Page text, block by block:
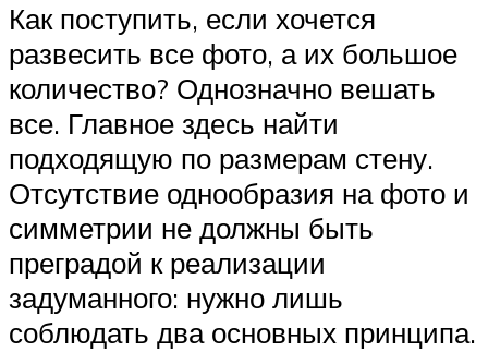
Как поступить, если хочется
развесить все фото, а их большое
количество? Однозначно вешать
все. Главное здесь найти
подходящую по размерам стену.
Отсутствие однообразия на фото и
симметрии не должны быть
преградой к реализации
задуманного: нужно лишь
соблюдать два основных принципа.